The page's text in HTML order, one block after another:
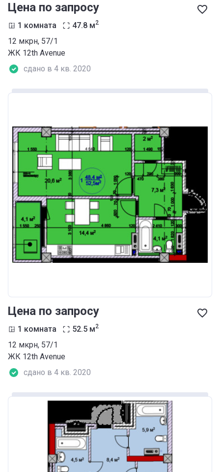
Цена по запросу
1 комната 47.8 м2
12 мкрн, 57/1
ЖК 12th Аvenue
сдано в 4 кв. 2020
Цена по запросу
1 комната 52.5 м2
12 мкрн, 57/1
ЖК 12th Аvenue
сдано в 4 кв. 2020